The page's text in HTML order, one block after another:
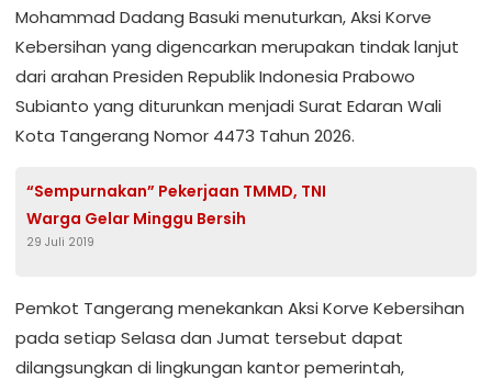
Mohammad Dadang Basuki menuturkan, Aksi Korve
Kebersihan yang digencarkan merupakan tindak lanjut
dari arahan Presiden Republik Indonesia Prabowo
Subianto yang diturunkan menjadi Surat Edaran Wali
Kota Tangerang Nomor 4473 Tahun 2026.
“Sempurnakan” Pekerjaan TMMD, TNI
Warga Gelar Minggu Bersih
29 Juli 2019
Pemkot Tangerang menekankan Aksi Korve Kebersihan
pada setiap Selasa dan Jumat tersebut dapat
dilangsungkan di lingkungan kantor pemerintah,